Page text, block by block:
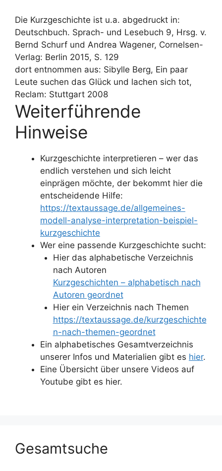
Die Kurzgeschichte ist u.a. abgedruckt in:
Deutschbuch. Sprach- und Lesebuch 9, Hrsg. v.
Bernd Schurf und Andrea Wagener, Cornelsen-
Verlag: Berlin 2015, S. 129
dort entnommen aus: Sibylle Berg, Ein paar
Leute suchen das Glück und lachen sich tot,
Reclam: Stuttgart 2008
Weiterführende
Hinweise
Kurzgeschichte interpretieren – wer das
endlich verstehen und sich leicht
einprägen möchte, der bekommt hier die
entscheidende Hilfe:
https://textaussage.de/allgemeines-
modell-analyse-interpretation-beispiel-
kurzgeschichte
Wer eine passende Kurzgeschichte sucht:
Hier das alphabetische Verzeichnis
nach Autoren
Kurzgeschichten – alphabetisch nach
Autoren geordnet
Hier ein Verzeichnis nach Themen
https://textaussage.de/kurzgeschichte
n-nach-themen-geordnet
Ein alphabetisches Gesamtverzeichnis
unserer Infos und Materialien gibt es hier.
Eine Übersicht über unsere Videos auf
Youtube gibt es hier.
Gesamtsuche